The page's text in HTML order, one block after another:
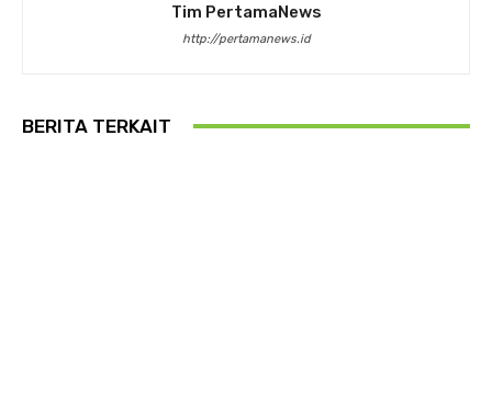
Tim PertamaNews
http://pertamanews.id
BERITA TERKAIT